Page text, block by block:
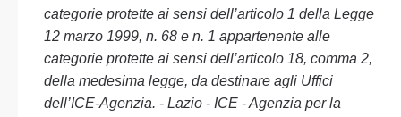
categorie protette ai sensi dell’articolo 1 della Legge
12 marzo 1999, n. 68 e n. 1 appartenente alle
categorie protette ai sensi dell’articolo 18, comma 2,
della medesima legge, da destinare agli Uffici
dell’ICE-Agenzia. - Lazio - ICE - Agenzia per la